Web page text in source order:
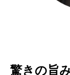
驚きの旨